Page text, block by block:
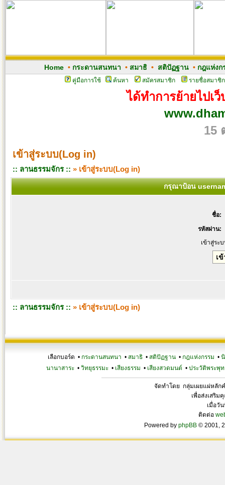
Home• กระดานสนทนา • สมาธิ• สติปัฏฐาน• กฎแห่งก
คู่มือการใช้ ค้นหา สมัครสมาชิก รายชื่อสมาชิก
ได้ทำการย้ายไปเ
15
เข้าสู่ระบบ(Log in)
:: ลานธรรมจักร :: » เข้าสู่ระบบ(Log in)
กรุณาป้อน
ชื่อ:
รหัสผ่าน:
เข้าสู่ระ
:: ลานธรรมจักร :: » เข้าสู่ระบบ(Log in)
เลือกบอร์ด • กระดานสนทนา • สมาธิ • สติปัฏฐาน • กฎแห่งกรรม •
นานาสาระ• วิทยุธรรมะ• เสียงธรรม • เสียงสวดมนต์ • ประวัติพระพุท
จัดทำโดย กลุ่มเผยแผ่หลัก
เพื่อส่งเสริม
เมื่อวั
ติดต่อ
Powered by phpBB © 2001,